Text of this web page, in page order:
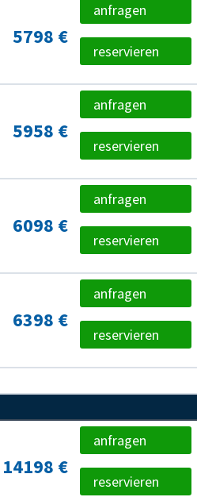
5798 €
anfragen
reservieren
5958 €
anfragen
reservieren
6098 €
anfragen
reservieren
6398 €
anfragen
reservieren
14198 €
anfragen
reservieren